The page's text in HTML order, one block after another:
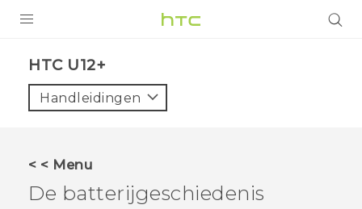
VIVE
HTC U12+‎
Handleidingen
< < Menu
De batterijgeschiedenis